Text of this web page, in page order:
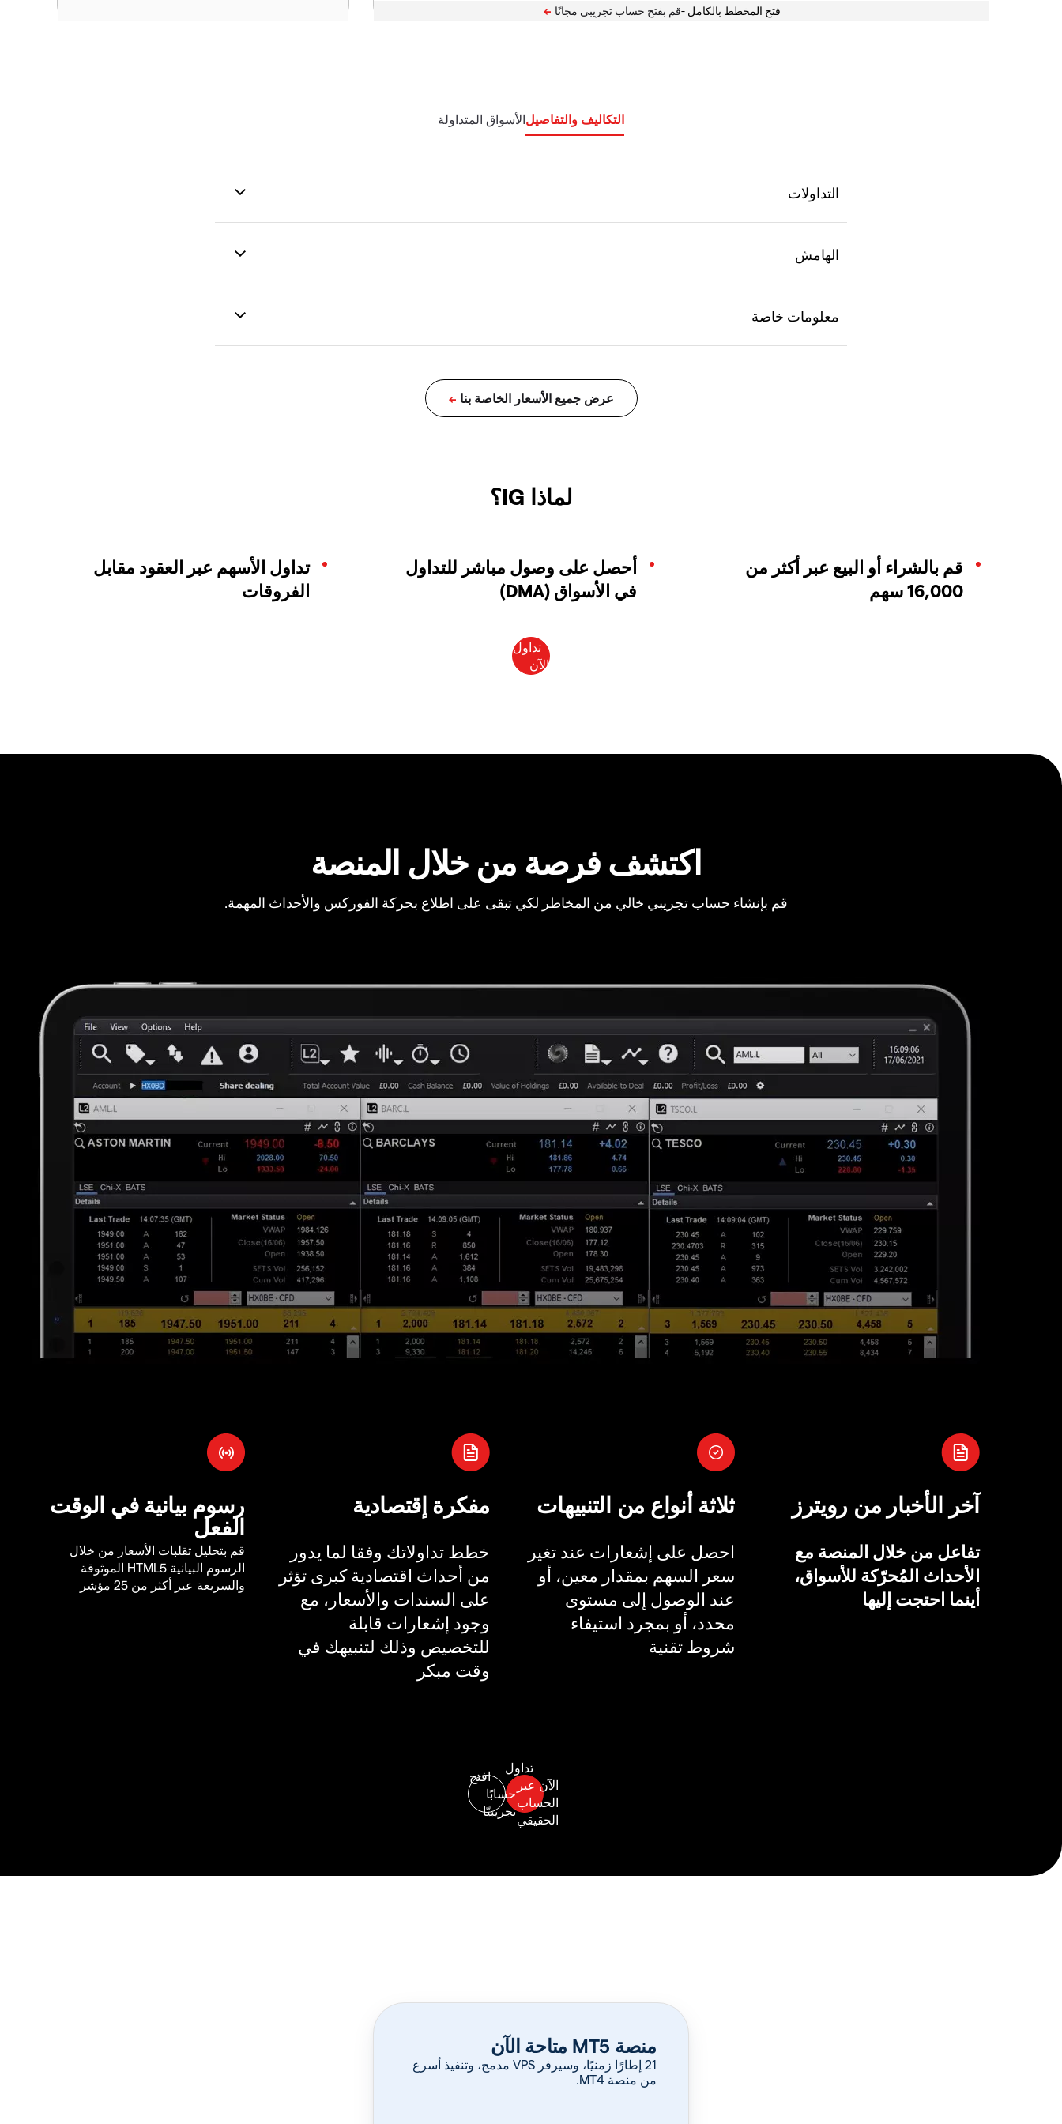
فتح المخطط بالكامل -
التكاليف والتفاصيلالأسواق المتداولة
لماذا IG؟
قم بالشراء أو البيع عبر أكثر من
16,000 سهم
أحصل على وصول مباشر للتداول
في الأسواق (DMA)
تداول الأسهم عبر العقود مقابل
الفروقات
اكتشف فرصة من خلال المنصة
قم بإنشاء حساب تجريبي خالي من المخاطر لكي تبقى على اطلاع بحركة الفوركس والأحداث المهمة.
آخر الأخبار من رويترز
تفاعل من خلال المنصة مع
الأحداث المُحرّكة للأسواق،
أينما احتجت إليها
ثلاثة أنواع من التنبيهات
احصل على إشعارات عند تغير
سعر السهم بمقدار معين، أو
عند الوصول إلى مستوى
محدد، أو بمجرد استيفاء
شروط تقنية
مفكرة إقتصادية
خطط تداولاتك وفقا لما يدور
من أحداث اقتصادية كبرى تؤثر
على السندات والأسعار، مع
وجود إشعارات قابلة
للتخصيص وذلك لتنبيهك في
وقت مبكر
رسوم بيانية في الوقت
الفعل
قم بتحليل تقلبات الأسعار من خلال
الرسوم البيانية HTML5 الموثوقة
والسريعة عبر أكثر من 25 مؤشر
منصة MT5 متاحة الآن
‏21 إطارًا زمنيًا، وسيرفر VPS مدمج، وتنفيذ أسرع
من منصة MT4.